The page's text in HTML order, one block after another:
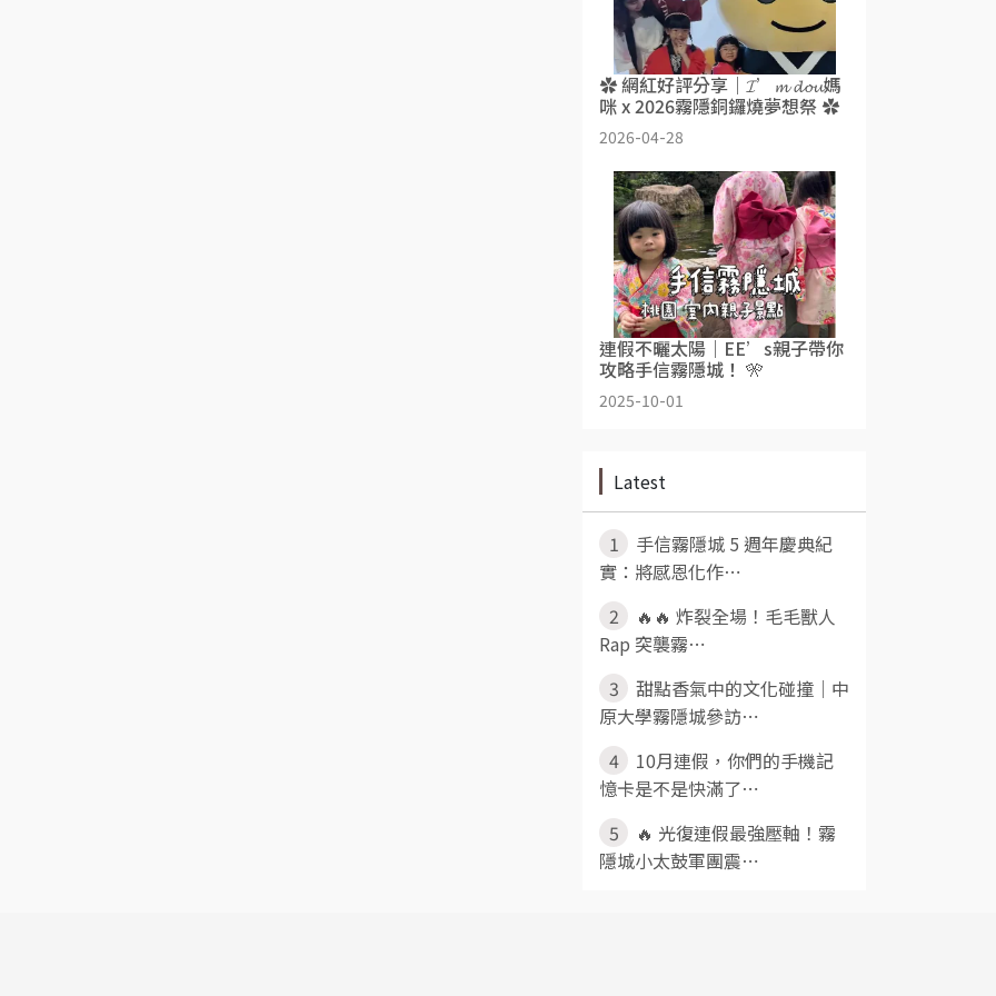
✿ 網紅好評分享｜𝓘’𝓶 𝓭𝓸𝓾媽
咪 x 2026霧隱銅鑼燒夢想祭 ✿
2026-04-28
連假不曬太陽｜EE’s親子帶你
攻略手信霧隱城！ 🎌
2025-10-01
Latest
1
手信霧隱城 5 週年慶典紀
實：將感恩化作⋯
2
🔥🔥 炸裂全場！毛毛獸人
Rap 突襲霧⋯
3
甜點香氣中的文化碰撞｜中
原大學霧隱城參訪⋯
4
10月連假，你們的手機記
憶卡是不是快滿了⋯
5
🔥 光復連假最強壓軸！霧
隱城小太鼓軍團震⋯